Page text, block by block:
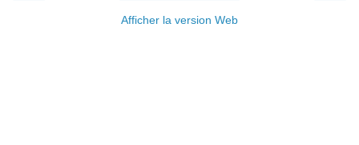
Afficher la version Web